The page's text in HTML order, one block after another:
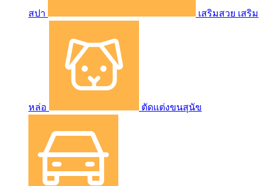
สปา เสริมสวย เสริม
หล่อ ตัดแต่งขนสุนัข